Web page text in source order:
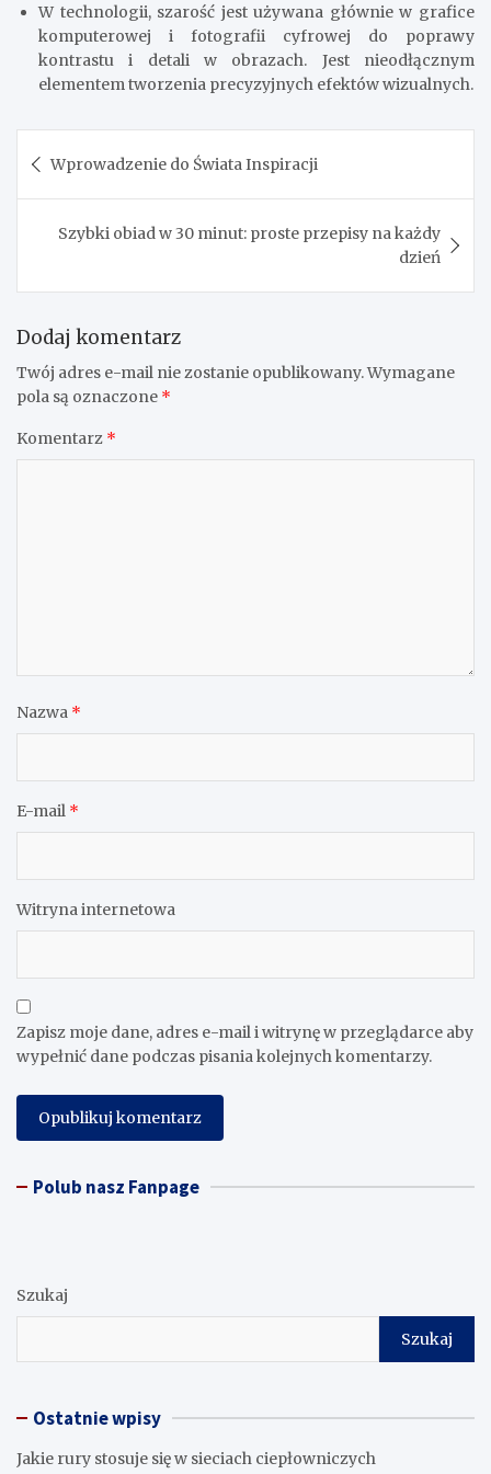
W technologii, szarość jest używana głównie w grafice
komputerowej i fotografii cyfrowej do poprawy
kontrastu i detali w obrazach. Jest nieodłącznym
elementem tworzenia precyzyjnych efektów wizualnych.
wpisu
Wprowadzenie do Świata Inspiracji
Szybki obiad w 30 minut: proste przepisy na każdy
dzień
Dodaj komentarz
Twój adres e-mail nie zostanie opublikowany.Wymagane
pola są oznaczone *
Komentarz *
Nazwa *
E-mail *
Witryna internetowa
Zapisz moje dane, adres e-mail i witrynę w przeglądarce aby
wypełnić dane podczas pisania kolejnych komentarzy.
Polub nasz Fanpage
Szukaj
Szukaj
Ostatnie wpisy
Jakie rury stosuje się w sieciach ciepłowniczych